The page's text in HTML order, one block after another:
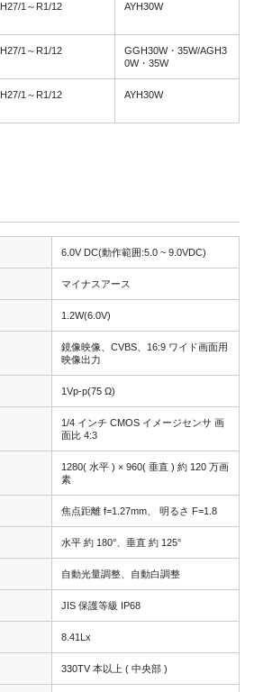
H27/1～R1/12 AYH30W
H27/1～R1/12
GGH30W・35W/AGH3
0W・35W
H27/1～R1/12 AYH30W
6.0V DC(動作範囲:5.0 ~ 9.0VDC)
マイナスアース
1.2W(6.0V)
鏡像映像、CVBS、16:9 ワイド画面用
映像出力
1Vp-p(75 Ω)
1/4 インチ CMOS イメージセンサ 画
面比 4:3
1280( 水平 ) × 960( 垂直 ) 約 120 万画
素
焦点距離 f=1.27mm、 明るさ F=1.8
水平 約 180°、垂直 約 125°
自動光量調整、自動白調整
JIS 保護等級 IP68
8.41Lx
330TV 本以上 ( 中央部 )